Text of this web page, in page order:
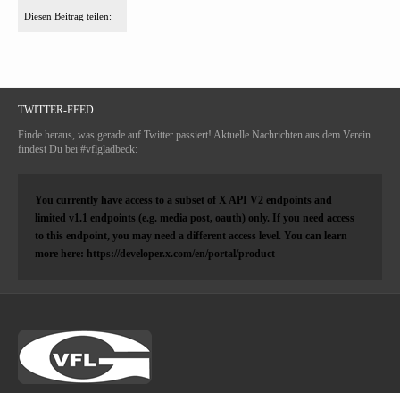
Diesen Beitrag teilen:
TWITTER-FEED
Finde heraus, was gerade auf Twitter passiert! Aktuelle Nachrichten aus dem Verein
findest Du bei #vflgladbeck:
You currently have access to a subset of X API V2 endpoints and
limited v1.1 endpoints (e.g. media post, oauth) only. If you need access
to this endpoint, you may need a different access level. You can learn
more here: https://developer.x.com/en/portal/product